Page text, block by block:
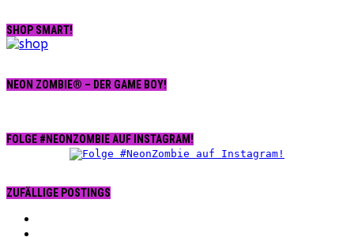
SHOP SMART!
NEON ZOMBIE® – DER GAME BOY!
FOLGE #NEONZOMBIE AUF INSTAGRAM!
ZUFÄLLIGE POSTINGS